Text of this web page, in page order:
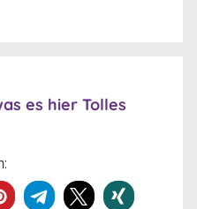
es hier Tolles